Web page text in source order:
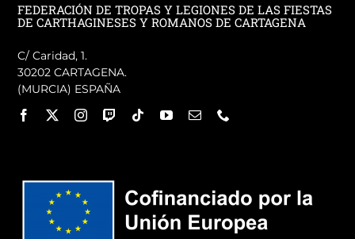
FEDERACIÓN DE TROPAS Y LEGIONES DE LAS FIESTAS
DE CARTHAGINESES Y ROMANOS DE CARTAGENA
C/ Caridad, 1.
30202 CARTAGENA.
(MURCIA) ESPAÑA